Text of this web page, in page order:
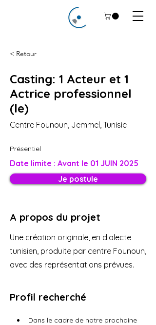
< Retour
Casting: 1 Acteur et 1
Actrice professionnel
(le)
Centre Founoun, Jemmel, Tunisie
Présentiel
Date limite : Avant le 01 JUIN 2025
Je postule
A propos du projet
Une création originale, en dialecte
tunisien, produite par centre Founoun,
avec des représentations prévues.
Profil recherché
Dans le cadre de notre prochaine